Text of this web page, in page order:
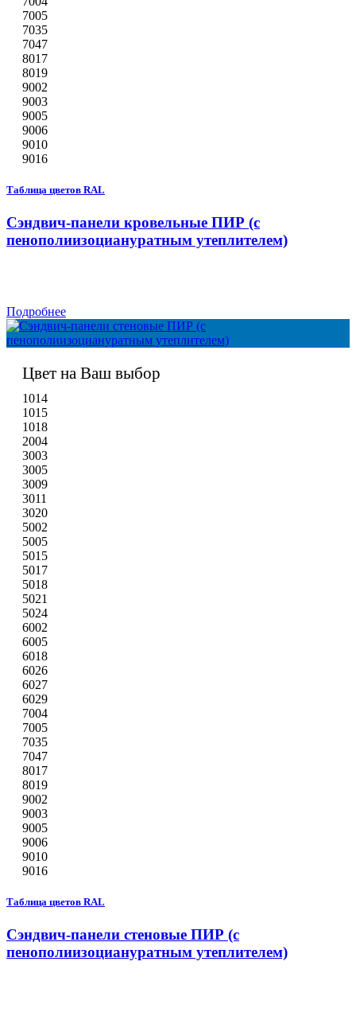
7005
7035
7047
8017
8019
9002
9003
9005
9006
9010
9016
Таблица цветов RAL
Сэндвич-панели кровельные ПИР (с
пенополиизоциануратным утеплителем)
Подробнее
Цвет на Ваш выбор
1014
1015
1018
2004
3003
3005
3009
3011
3020
5002
5005
5015
5017
5018
5021
5024
6002
6005
6018
6026
6027
6029
7004
7005
7035
7047
8017
8019
9002
9003
9005
9006
9010
9016
Таблица цветов RAL
Сэндвич-панели стеновые ПИР (с
пенополиизоциануратным утеплителем)